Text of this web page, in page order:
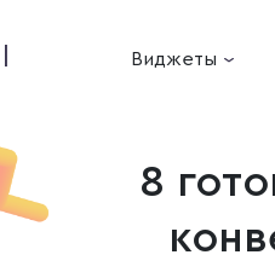
Виджеты
8